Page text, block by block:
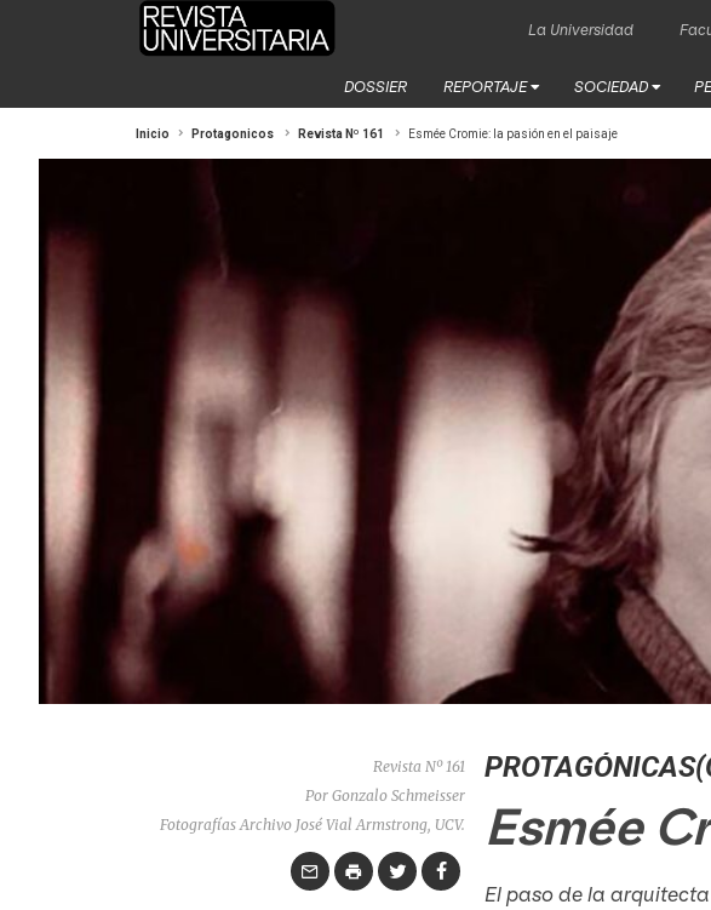
La Universidad
DOSSIER REPORTAJE SOCIEDAD
Inicio Protagonicos Revista Nº 161 Esmée Cromie: la pasión en el paisaje
Revista Nº 161
Por Gonzalo Schmeisser
Fotografías Archivo José Vial Armstrong, UCV.
Esmée
El paso de la